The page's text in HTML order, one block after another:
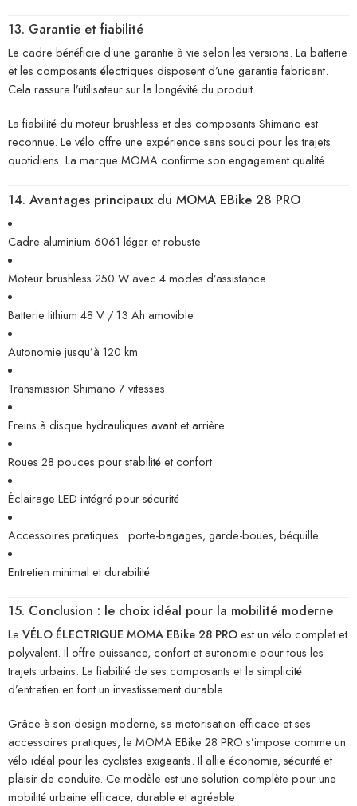
13. Garantie et fiabilité
Le cadre bénéficie d’une garantie à vie selon les versions. La batterie
et les composants électriques disposent d’une garantie fabricant.
Cela rassure l’utilisateur sur la longévité du produit.
La fiabilité du moteur brushless et des composants Shimano est
reconnue. Le vélo offre une expérience sans souci pour les trajets
quotidiens. La marque MOMA confirme son engagement qualité.
14. Avantages principaux du MOMA EBike 28 PRO
Cadre aluminium 6061 léger et robuste
Moteur brushless 250 W avec 4 modes d’assistance
Batterie lithium 48 V / 13 Ah amovible
Autonomie jusqu’à 120 km
Transmission Shimano 7 vitesses
Freins à disque hydrauliques avant et arrière
Roues 28 pouces pour stabilité et confort
Éclairage LED intégré pour sécurité
Accessoires pratiques : porte-bagages, garde-boues, béquille
Entretien minimal et durabilité
15. Conclusion : le choix idéal pour la mobilité moderne
Le VÉLO ÉLECTRIQUE MOMA EBike 28 PROest un vélo complet et
polyvalent. Il offre puissance, confort et autonomie pour tous les
trajets urbains. La fiabilité de ses composants et la simplicité
d’entretien en font un investissement durable.
Grâce à son design moderne, sa motorisation efficace et ses
accessoires pratiques, le MOMA EBike 28 PRO s’impose comme un
vélo idéal pour les cyclistes exigeants. Il allie économie, sécurité et
plaisir de conduite. Ce modèle est une solution complète pour une
mobilité urbaine efficace, durable et agréable